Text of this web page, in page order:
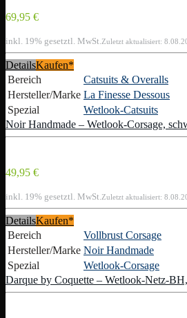
69,95 €
inkl. 19% gesetztl. MwSt. Zuletzt aktualisiert:
DetailsKaufen*
Bereich
Catsuits & Overalls
Hersteller/Marke La Finesse Dessous
Spezial
Wetlook-Catsuits
Noir Handmade – Wetlook-Corsage,
49,95 €
inkl. 19% gesetztl. MwSt. Zuletzt aktualisiert:
DetailsKaufen*
Bereich
Vollbrust Corsage
Hersteller/Marke Noir Handmade
Spezial
Wetlook-Corsage
Darque by Coquette – Wetlook-Netz-